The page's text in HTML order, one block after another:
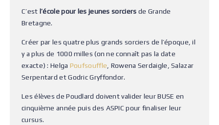
C’est l’école pour les jeunes sorciers de Grande
Bretagne.
Créer par les quatre plus grands sorciers de l’époque, il
y a plus de 1000 milles (on ne connaît pas la date
exacte) : Helga Poufsouffle , Rowena Serdaigle, Salazar
Serpentard et Godric Gryffondor.
Les élèves de Poudlard doivent valider leur BUSE en
cinquième année puis des ASPIC pour finaliser leur
cursus.